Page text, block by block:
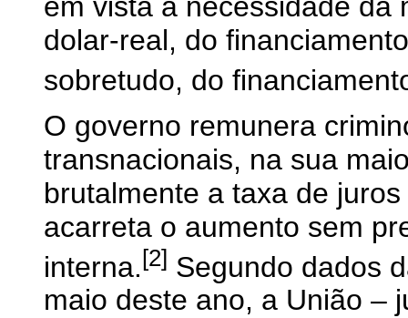
dolar-real, do
sobretudo, do
O governo remunera
transnacionais, na sua
brutalmente a taxa de
acarreta o aumento sem
interna.[2] Segundo dados
maio deste ano, a União –